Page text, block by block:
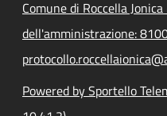
Comune di Roccella
dell'amministrazione:
Powered by Sportello